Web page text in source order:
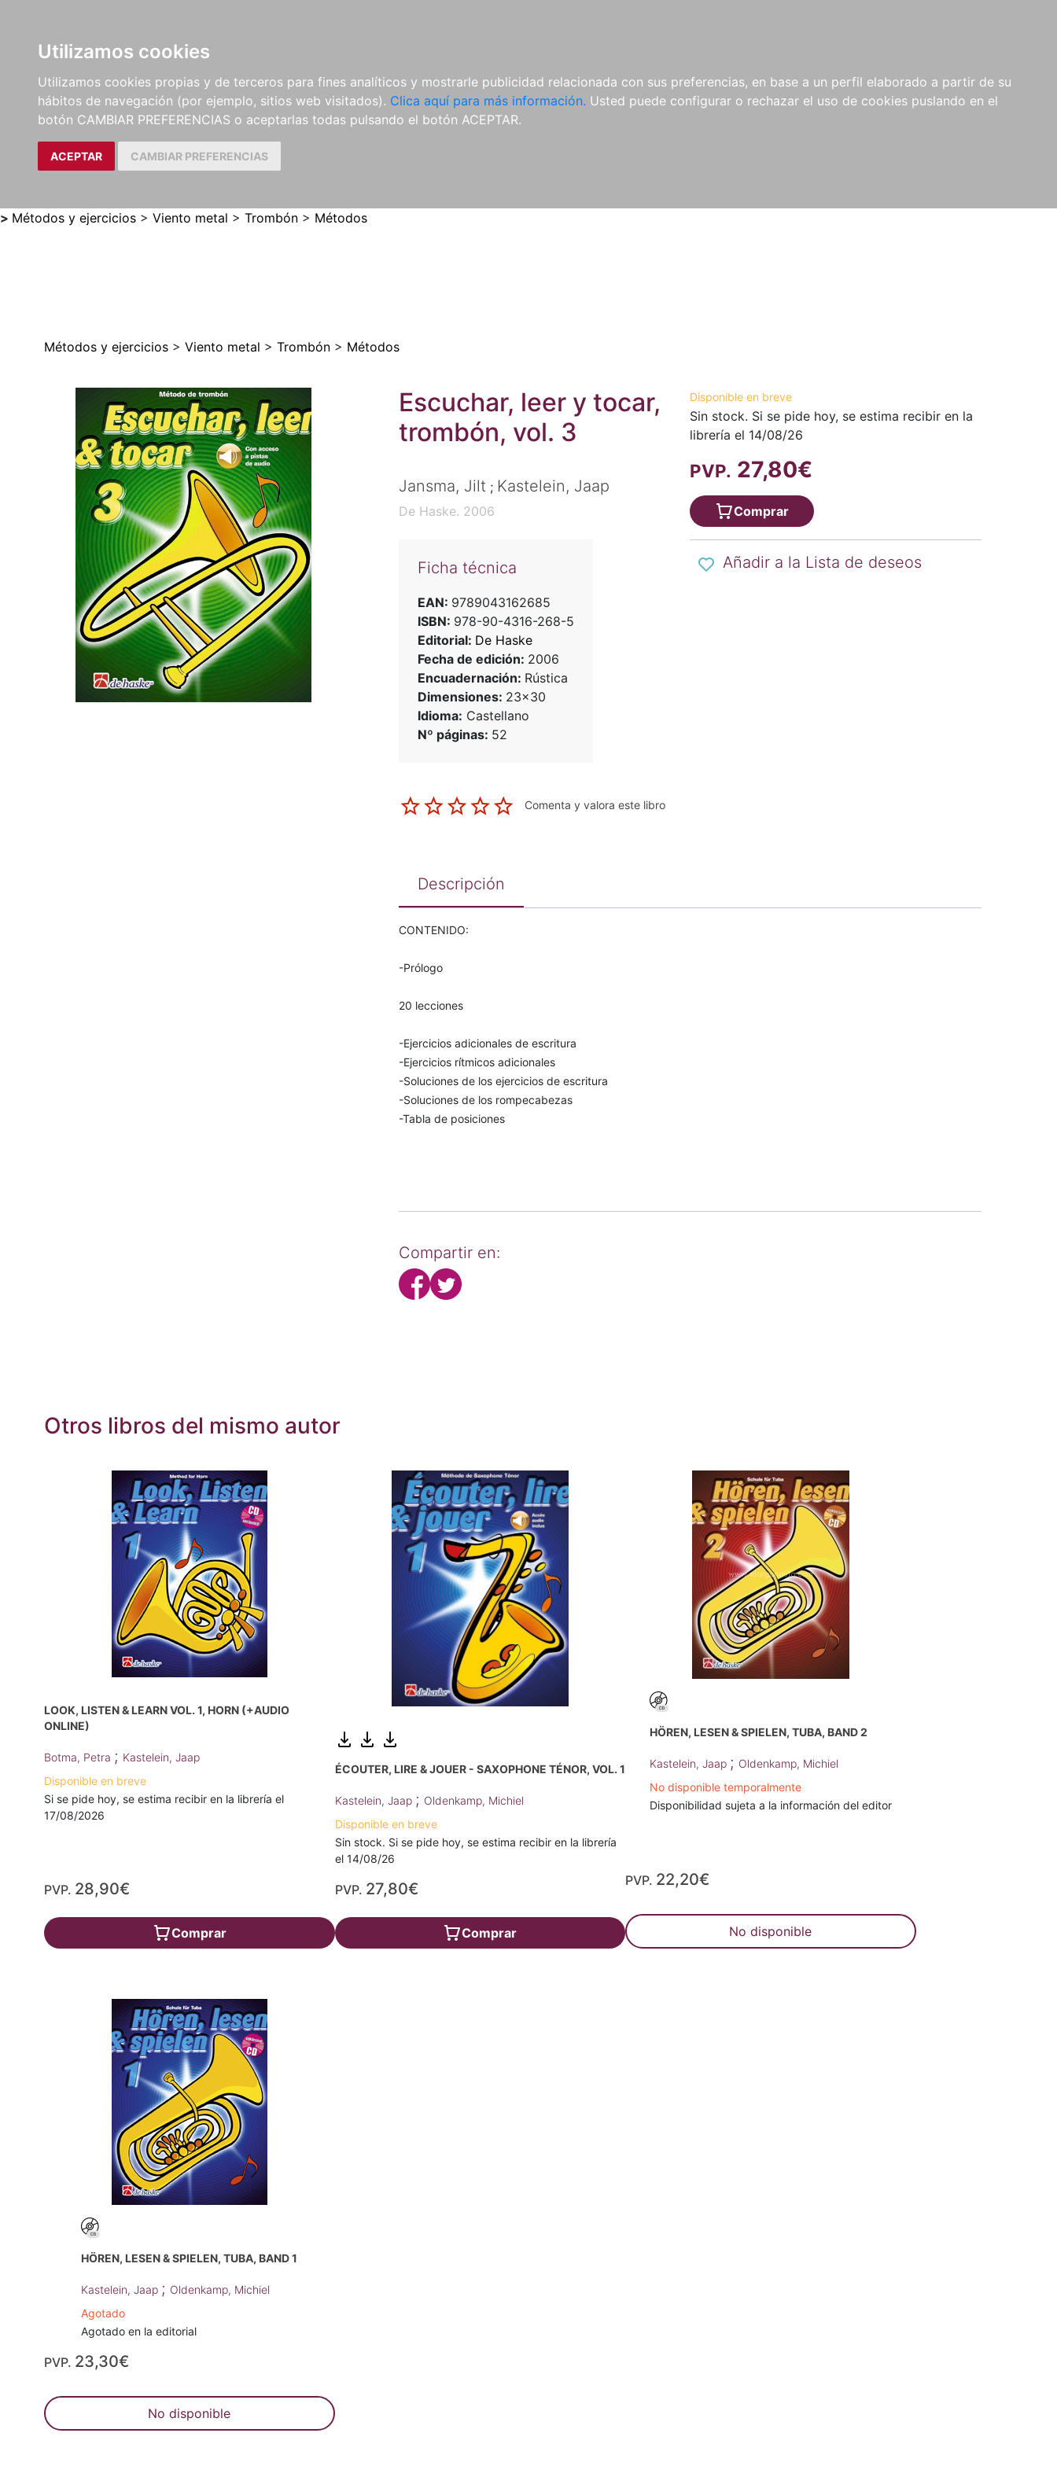
Utilizamos cookies
Utilizamos cookies propias y de terceros para fines analíticos y mostrarle publicidad relacionada con sus preferencias, en base a un perfil elaborado a partir de su
hábitos de navegación (por ejemplo, sitios web visitados). Clica aquí para más información. Usted puede configurar o rechazar el uso de cookies puslando en el
botón CAMBIAR PREFERENCIAS o aceptarlas todas pulsando el botón ACEPTAR.
ACEPTAR CAMBIAR PREFERENCIAS
LIBROS
MÉTODOS Y
EJERCICIOS
PARTITURAS Y EDICIONES
CRÍTICAS
REVISTAS
CDS Y
DVDS
MATERIAL
COMPLEMENTARIO
NOVEDADES NOTICIAS
COMPRAS
INSTITUCIONALES
> Métodos y ejercicios > Viento metal > Trombón > Métodos
Métodos y ejercicios > Viento metal > Trombón > Métodos
Escuchar, leer y tocar,
trombón, vol. 3
Jansma, Jilt ; Kastelein, Jaap
De Haske. 2006
Ficha técnica
EAN: 9789043162685
ISBN: 978-90-4316-268-5
Editorial: De Haske
Fecha de edición: 2006
Encuadernación: Rústica
Dimensiones: 23x30
Idioma: Castellano
Nº páginas: 52
Comenta y valora este libro
Disponible en breve
Sin stock. Si se pide hoy, se estima recibir en la
librería el 14/08/26
PVP. 27,80€
Comprar
Añadir a la Lista de deseos
Descripción
CONTENIDO:
-Prólogo
20 lecciones
-Ejercicios adicionales de escritura
-Ejercicios rítmicos adicionales
-Soluciones de los ejercicios de escritura
-Soluciones de los rompecabezas
-Tabla de posiciones
Compartir en:
Otros libros del mismo autor
LOOK, LISTEN & LEARN VOL. 1, HORN (+AUDIO
ONLINE)
Botma, Petra ; Kastelein, Jaap
Disponible en breve
Si se pide hoy, se estima recibir en la librería el
17/08/2026
PVP. 28,90€
Comprar
ÉCOUTER, LIRE & JOUER - SAXOPHONE TÉNOR, VOL. 1
Kastelein, Jaap ; Oldenkamp, Michiel
Disponible en breve
Sin stock. Si se pide hoy, se estima recibir en la librería
el 14/08/26
PVP. 27,80€
Comprar
HÖREN, LESEN & SPIELEN, TUBA, BAND 2
Kastelein, Jaap ; Oldenkamp, Michiel
No disponible temporalmente
Disponibilidad sujeta a la información del editor
PVP. 22,20€
No disponible
HÖREN, LESEN & SPIELEN, TUBA, BAND 1
Kastelein, Jaap ; Oldenkamp, Michiel
Agotado
Agotado en la editorial
PVP. 23,30€
No disponible